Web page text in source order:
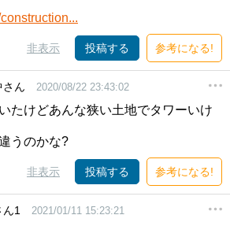
非表示 投稿する 参考になる!
さん 2020/08/22 23:43:02
たけどあんな狭い土地でタワーいけ
うのかな?
非表示 投稿する 参考になる!
1 2021/01/11 15:23:21